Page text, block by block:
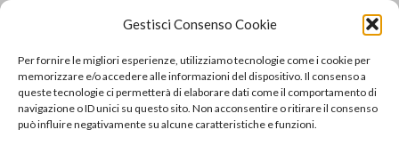
Gestisci Consenso Cookie
Per fornire le migliori esperienze, utilizziamo tecnologie come i cookie per
memorizzare e/o accedere alle informazioni del dispositivo. Il consenso a
queste tecnologie ci permetterà di elaborare dati come il comportamento di
navigazione o ID unici su questo sito. Non acconsentire o ritirare il consenso
può influire negativamente su alcune caratteristiche e funzioni.
84013 Cava de' Tirreni
+39 329 952 9244
info@solsisacademy.it
Lun-Ven: 09:30-18:30, Sab: 10:00-12:00